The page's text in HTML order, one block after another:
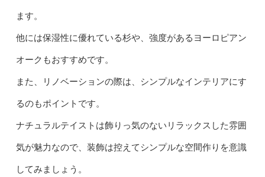
ます。
他には保湿性に優れている杉や、強度があるヨーロピアン
オークもおすすめです。
また、リノベーションの際は、シンプルなインテリアにす
るのもポイントです。
ナチュラルテイストは飾りっ気のないリラックスした雰囲
気が魅力なので、装飾は控えてシンプルな空間作りを意識
してみましょう。